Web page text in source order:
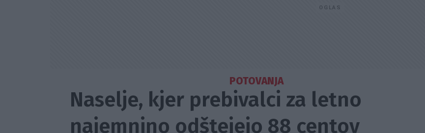
POTOVANJA
Naselje, kjer prebivalci za letno
najemnino odštejejo 88 centov